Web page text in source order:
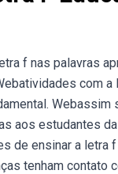
f nas palavras
com
aos estudantes
de ensinar a letra
tenham contato